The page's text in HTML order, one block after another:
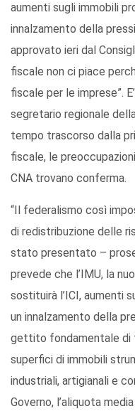
aumenti sugli immobili
innalzamento della
approvato ieri dal
fiscale non ci piace
fiscale per le imprese”.
segretario regionale
tempo trascorso dalla
fiscale, le
CNA trovano conferma.
“Il federalismo così
di redistribuzione delle
stato presentato –
prevede che l’IMU, la
sostituirà l’ICI, aumenti
un innalzamento della
gettito fondamentale di
superfici di immobili
industriali, artigianali e
Governo, l’aliquota